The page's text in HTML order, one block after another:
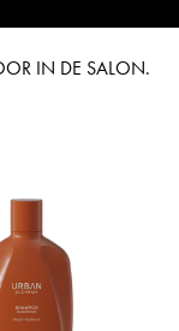
IN DE SALON.